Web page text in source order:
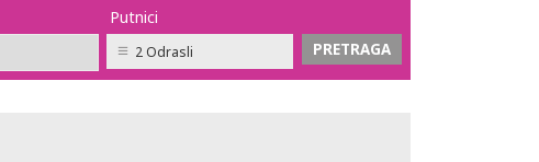
Putnici
2 Odrasli